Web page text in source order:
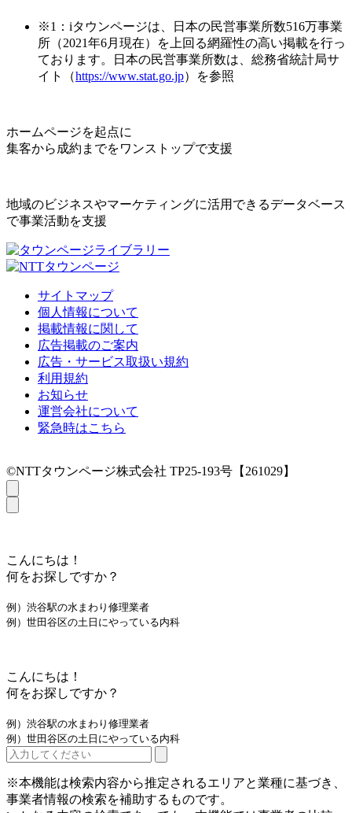
※1：iタウンページは、日本の民営事業所数516万事業
所（2021年6月現在）を上回る網羅性の高い掲載を行っ
ております。日本の民営事業所数は、総務省統計局サ
イト（https://www.stat.go.jp）を参照
ホームページを起点に
集客から成約までをワンストップで支援
地域のビジネスやマーケティングに活用できるデータベース
で事業活動を支援
サイトマップ
個人情報について
掲載情報に関して
広告掲載のご案内
広告・サービス取扱い規約
利用規約
お知らせ
運営会社について
緊急時はこちら
©NTTタウンページ株式会社 TP25-193号【261029】
こんにちは！
何をお探しですか？
例）渋谷駅の水まわり修理業者
例）世田谷区の土日にやっている内科
こんにちは！
何をお探しですか？
例）渋谷駅の水まわり修理業者
例）世田谷区の土日にやっている内科
※本機能は検索内容から推定されるエリアと業種に基づき、
事業者情報の検索を補助するものです。